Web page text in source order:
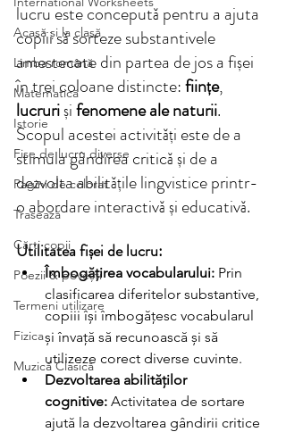
Acasă și la clasă
Limba română
Matematică
Istorie
Fișe de lucru diverse
Pagini de colorat
Trasează
Cărți copii
Poezii & povești
Termeni utilizare
Fizica
Muzică Clasică
lucru este concepută pentru a ajuta
copiii să sorteze substantivele
amestecate din partea de jos a fișei
în trei coloane distincte: ființe,
lucruri și fenomene ale naturii.
Scopul acestei activități este de a
stimula gândirea critică și de a
dezvolta abilitățile lingvistice printr-
o abordare interactivă și educativă.
Utilitatea fișei de lucru:
Îmbogățirea vocabularului: Prin
clasificarea diferitelor substantive,
copiii își îmbogățesc vocabularul
și învață să recunoască și să
utilizeze corect diverse cuvinte.
Dezvoltarea abilităților
cognitive: Activitatea de sortare
ajută la dezvoltarea gândirii critice